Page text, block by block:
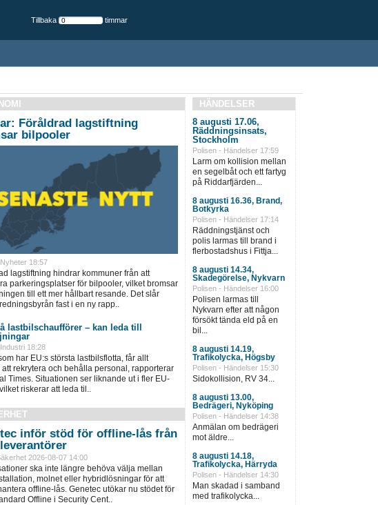
Tillbaka timmar
Föråldrad lagstiftning
bilpooler
18:57
lagstiftning hindrar kommuner från att
parkeringsplatser för bilpooler, vilket bromsar
till ett mer hållbart resande. Det slår
fast i en ny rapp..
lastbilschaufförer – kan leda till
18:28
har EU:s största lastbilsflotta, får allt
att rekrytera och behålla personal, rapporterar
Times. Situationen ser liknande ut i fler EU-
riskerar att leda til..
inför stöd för offline-lås från
2026-08-07 14:00
ska inte längre behöva välja mellan
molnet eller hybridlösningar för att
offline-lås. Genetec utökar nu stödet för
Offline i Security Cent..
HÄNDELSER
8 augusti 17.06,
Räddningsinsats,
Stockholm
Polisen - Händelser 17:59
Larm om kollision mellan
en segelbåt och ett fartyg
på Riddarfjärden...
8 augusti 16.36, Brand,
Botkyrka
Polisen - Händelser 17:14
Räddningstjänst och
polis larmas till brand i
flerbostadshus i Fittja...
8 augusti 14.34,
Skadegörelse, Nykvarn
Polisen - Händelser 16:00
Polisen larmas till
Nykvarn efter att någon
försökt tända eld på en
bil...
8 augusti 14.19,
Trafikolycka, Högsby
Polisen - Händelser 15:30
Sidokollision, RV 34...
8 augusti 13.00,
Bedrägeri, Nyköping
Polisen - Händelser 14:38
Anmälan om bedrägeri
mot äldre...
8 augusti 14.18,
Trafikolycka, Härryda
Polisen - Händelser 14:30
Man skadad i samband
med trafikolycka...